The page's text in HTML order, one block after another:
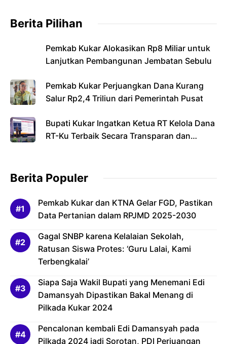
Berita Pilihan
Pemkab Kukar Alokasikan Rp8 Miliar untuk
Lanjutkan Pembangunan Jembatan Sebulu
Pemkab Kukar Perjuangkan Dana Kurang
Salur Rp2,4 Triliun dari Pemerintah Pusat
Bupati Kukar Ingatkan Ketua RT Kelola Dana
RT-Ku Terbaik Secara Transparan dan
Berita Populer
Pemkab Kukar dan KTNA Gelar FGD, Pastikan
Data Pertanian dalam RPJMD 2025-2030
Gagal SNBP karena Kelalaian Sekolah,
Ratusan Siswa Protes: ‘Guru Lalai, Kami
Terbengkalai’
Siapa Saja Wakil Bupati yang Menemani Edi
Damansyah Dipastikan Bakal Menang di
Pilkada Kukar 2024
Pencalonan kembali Edi Damansyah pada
Pilkada 2024 jadi Sorotan, PDI Perjuangan